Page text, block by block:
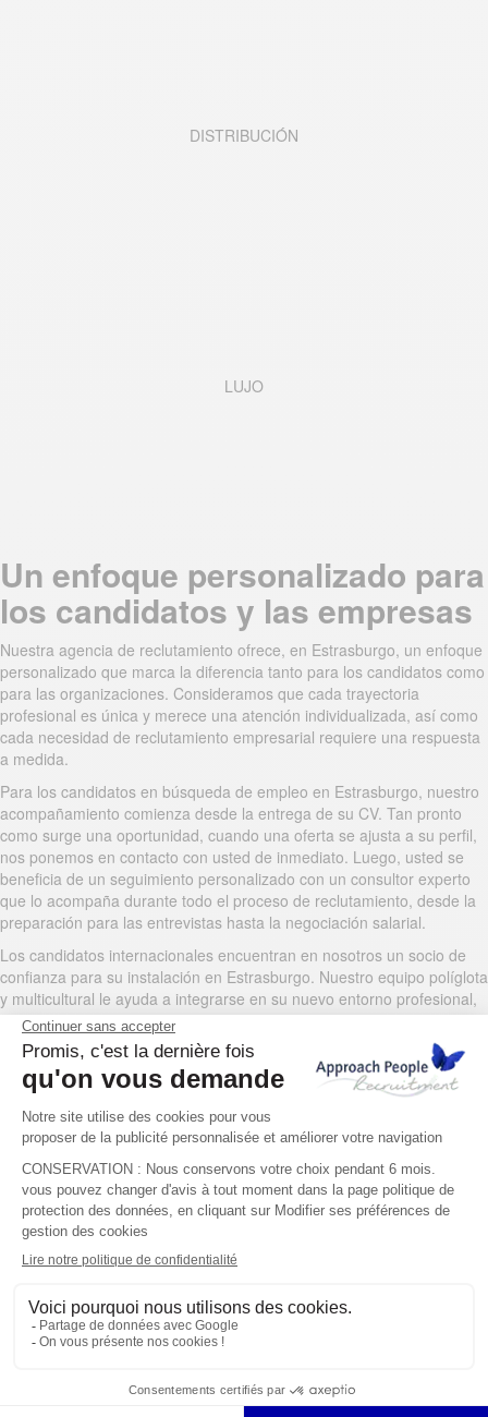
DISTRIBUCIÓN
LUJO
Un enfoque personalizado para
los candidatos y las empresas
Nuestra agencia de reclutamiento ofrece, en Estrasburgo, un enfoque
personalizado que marca la diferencia tanto para los candidatos como
para las organizaciones. Consideramos que cada trayectoria
profesional es única y merece una atención individualizada, así como
cada necesidad de reclutamiento empresarial requiere una respuesta
a medida.
Para los candidatos en búsqueda de empleo en Estrasburgo, nuestro
acompañamiento comienza desde la entrega de su CV. Tan pronto
como surge una oportunidad, cuando una oferta se ajusta a su perfil,
nos ponemos en contacto con usted de inmediato. Luego, usted se
beneficia de un seguimiento personalizado con un consultor experto
que lo acompaña durante todo el proceso de reclutamiento, desde la
preparación para las entrevistas hasta la negociación salarial.
Los candidatos internacionales encuentran en nosotros un socio de
confianza para su instalación en Estrasburgo. Nuestro equipo políglota
y multicultural le ayuda a integrarse en su nuevo entorno profesional,
informándole sobre las expectativas de los profesionales de
Estrasburgo y los códigos profesionales locales.
Nuestra agencia también ofrece consejos personalizados a las
empresas de Estrasburgo. Nos tomamos el tiempo para comprender
su cultura empresarial, sus valores y sus necesidades para identificar
a los candidatos que mejor responden a sus expectativas y que se
integrarán perfectamente en sus equipos. Nuestro conocimiento
profundo del tejido económico local nos permite anticipar las
tendencias del mercado laboral y ofrecerle soluciones adaptadas a su
sector de actividad.
Nuestro acompañamiento para las empresas incluye también
expectativas de los candidatos en su sector y sobre las mejores
acciones para atraer y fidelizar talentos en un mercado a veces
competitivo. Esta doble experiencia, tanto con candidatos como con
a las aspiraciones de cada uno.